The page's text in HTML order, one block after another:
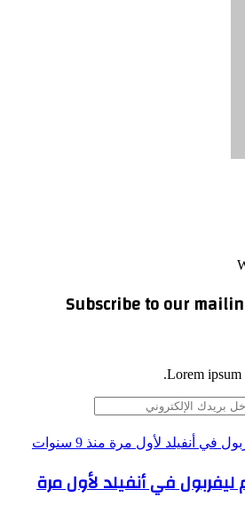
Subscribe to our
Lorem ipsum
في أنفيلد لأول مرة منذ 9 سنوات
ليفربول في أنفيلد لأول مرة